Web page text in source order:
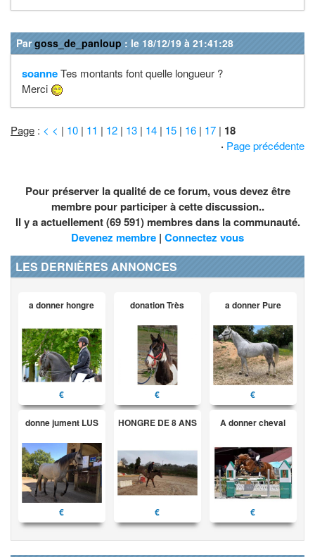
Pargoss_de_panloup : le 18/12/19 à 21:41:28
soanneTes montants font quelle longueur ?
Merci
Page : < < | 10 | 11 | 12 | 13 | 14 | 15 | 16 | 17 | 18
· Page précédente
Pour préserver la qualité de ce forum, vous devez être
membre pour participer à cette discussion..
Il y a actuellement (69 591) membres dans la communauté.
Devenez membre | Connectez vous
LES DERNIÈRES ANNONCES
a donner hongre
€
donation Très
€
a donner Pure
€
donne jument LUS
€
HONGRE DE 8 ANS
€
A donner cheval
€